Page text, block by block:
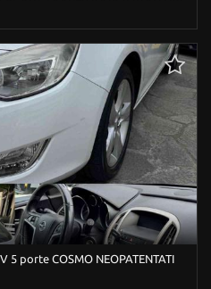
• Grigio scuro metallizzato • 5
• Airbag Passeggero • Airbag
• Bluetooth •
in lega • Chiusura centralizzata
• Controllo trazione • Cruise
antiparticolato •
in pelle • Park Distance
• Sedile posteriore
anteriori • Sensori di parcheggio
satellitare • Specchietti
5 porte COSMO NEOPATENTATI